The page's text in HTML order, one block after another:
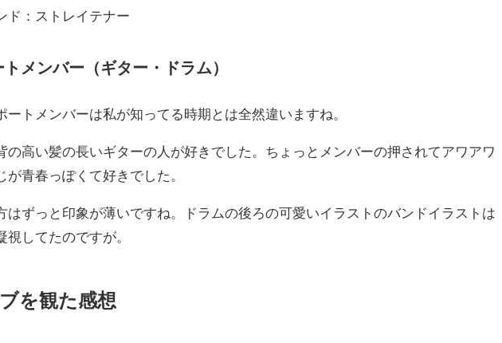
ド：ストレイテナー
メンバー（ギター・ドラム）
ートメンバーは私が知ってる時期とは全然違いますね。
の高い髪の長いギターの人が好きでした。ちょっとメンバーの押されてアワアワ
が青春っぽくて好きでした。
はずっと印象が薄いですね。ドラムの後ろの可愛いイラストのバンドイラストは
視してたのですが。
を観た感想